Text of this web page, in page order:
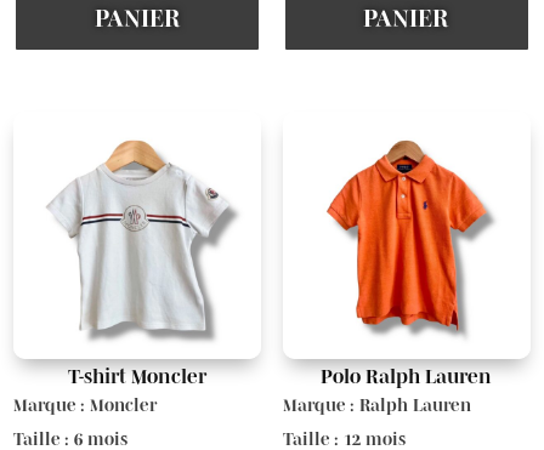
PANIER PANIER
T-shirt Moncler
Marque : Moncler
Taille : 6 mois
Polo Ralph Lauren
Marque : Ralph Lauren
Taille : 12 mois